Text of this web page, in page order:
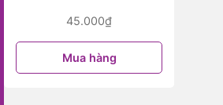
45.000₫
Mua hàng